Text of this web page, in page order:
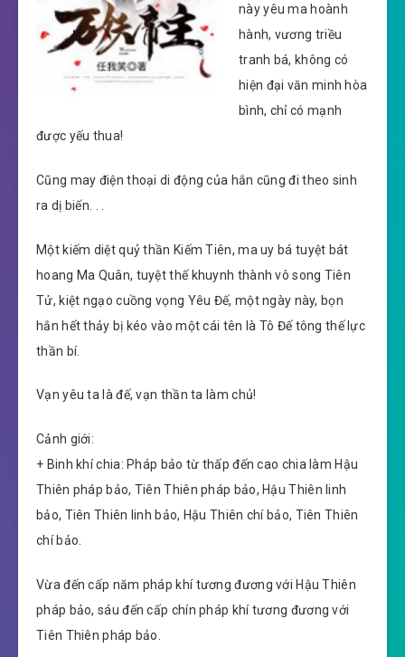
này yêu ma hoành
hành, vương triều
tranh bá, không có
hiện đại văn minh hòa
bình, chỉ có mạnh
được yếu thua!
Cũng may điện thoại di động của hắn cũng đi theo sinh
ra dị biến. . .
Một kiếm diệt quỷ thần Kiếm Tiên, ma uy bá tuyệt bát
hoang Ma Quân, tuyệt thế khuynh thành vô song Tiên
Tử, kiệt ngạo cuồng vọng Yêu Đế, một ngày này, bọn
hắn hết thảy bị kéo vào một cái tên là Tô Đế tông thế lực
thần bí.
Vạn yêu ta là đế, vạn thần ta làm chủ!
Cảnh giới:
+ Binh khí chia: Pháp bảo từ thấp đến cao chia làm Hậu
Thiên pháp bảo, Tiên Thiên pháp bảo, Hậu Thiên linh
bảo, Tiên Thiên linh bảo, Hậu Thiên chí bảo, Tiên Thiên
chí bảo.
Vừa đến cấp năm pháp khí tương đương với Hậu Thiên
pháp bảo, sáu đến cấp chín pháp khí tương đương với
Tiên Thiên pháp bảo.